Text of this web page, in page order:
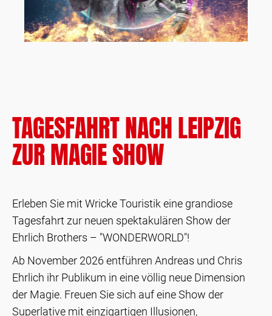
TAGESFAHRT NACH LEIPZIG
ZUR MAGIE SHOW
Erleben Sie mit Wricke Touristik eine grandiose
Tagesfahrt zur neuen spektakulären Show der
Ehrlich Brothers – "WONDERWORLD"!
Ab November 2026 entführen Andreas und Chris
Ehrlich ihr Publikum in eine völlig neue Dimension
der Magie. Freuen Sie sich auf eine Show der
Superlative mit einzigartigen Illusionen,